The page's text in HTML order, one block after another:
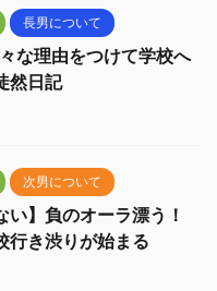
長男について
な理由をつけて学校へ
然日記
次男について
い】負のオーラ漂う！
行き渋りが始まる